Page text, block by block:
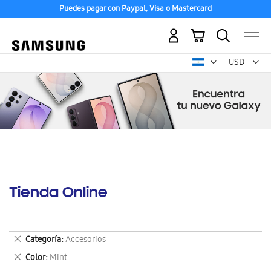
Puedes pagar con Paypal, Visa o Mastercard
USD -
dólar
Mi carrito
Tienda Online
Categoría Accesorios
Eliminar
este
artículo
Color Mint.
Eliminar